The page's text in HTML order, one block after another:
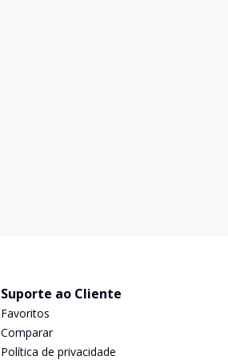
Suporte ao Cliente
Favoritos
Comparar
Política de privacidade